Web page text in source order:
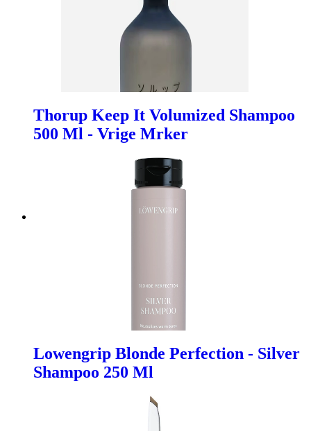
Thorup Keep It Volumized Shampoo
500 Ml - Vrige Mrker
Lowengrip Blonde Perfection - Silver
Shampoo 250 Ml